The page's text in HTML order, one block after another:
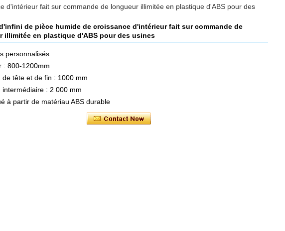
d'intérieur fait sur commande de longueur illimitée en plastique d'ABS pour des
de pièce humide de croissance d'intérieur fait sur commande de
illimitée en plastique d'ABS pour des usines
personnalisés
: 800-1200mm
de tête et de fin : 1000 mm
intermédiaire : 2 000 mm
à partir de matériau ABS durable